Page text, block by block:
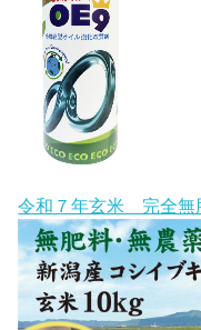
令和７年玄米 完全無